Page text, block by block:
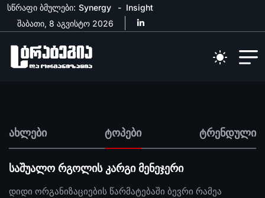
სწრაფი ბმულები: Synergy
Insight
შაბათი, 8 აგვისტო 2026
ახლები ტოპები ტრენდული
საშუალო რგოლის კარგი მენეჯერი
დიდი ორგანიზაციების წარმატებაში ბევრი რამეა